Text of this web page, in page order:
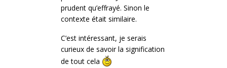
prudent qu’effrayé. Sinon le
contexte était similaire.
C’est intéressant, je serais
curieux de savoir la signification
de tout cela